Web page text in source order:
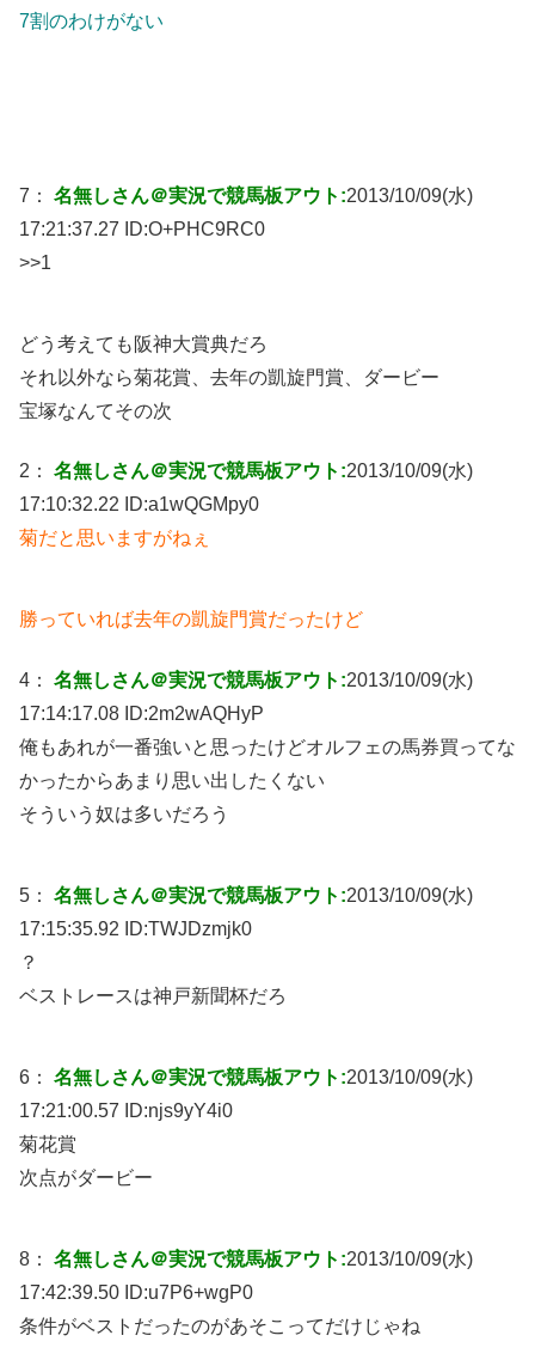
7割のわけがない
7： 名無しさん＠実況で競馬板アウト:2013/10/09(水)
17:21:37.27 ID:O+PHC9RC0
>>1
どう考えても阪神大賞典だろ
それ以外なら菊花賞、去年の凱旋門賞、ダービー
宝塚なんてその次
2： 名無しさん＠実況で競馬板アウト:2013/10/09(水)
17:10:32.22 ID:a1wQGMpy0
菊だと思いますがねぇ
勝っていれば去年の凱旋門賞だったけど
4： 名無しさん＠実況で競馬板アウト:2013/10/09(水)
17:14:17.08 ID:2m2wAQHyP
俺もあれが一番強いと思ったけどオルフェの馬券買ってな
かったからあまり思い出したくない
そういう奴は多いだろう
5： 名無しさん＠実況で競馬板アウト:2013/10/09(水)
17:15:35.92 ID:TWJDzmjk0
？
ベストレースは神戸新聞杯だろ
6： 名無しさん＠実況で競馬板アウト:2013/10/09(水)
17:21:00.57 ID:njs9yY4i0
菊花賞
次点がダービー
8： 名無しさん＠実況で競馬板アウト:2013/10/09(水)
17:42:39.50 ID:u7P6+wgP0
条件がベストだったのがあそこってだけじゃね